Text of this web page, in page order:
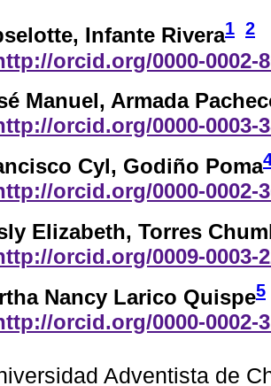
Infante Rivera1 2
orcid.org/0000-0002-
Manuel, Armada
orcid.org/0000-0003-
Cyl, Godiño Poma
orcid.org/0000-0002-
Elizabeth, Torres
orcid.org/0009-0003-
Nancy Larico Quispe5
orcid.org/0000-0002-
Adventista de